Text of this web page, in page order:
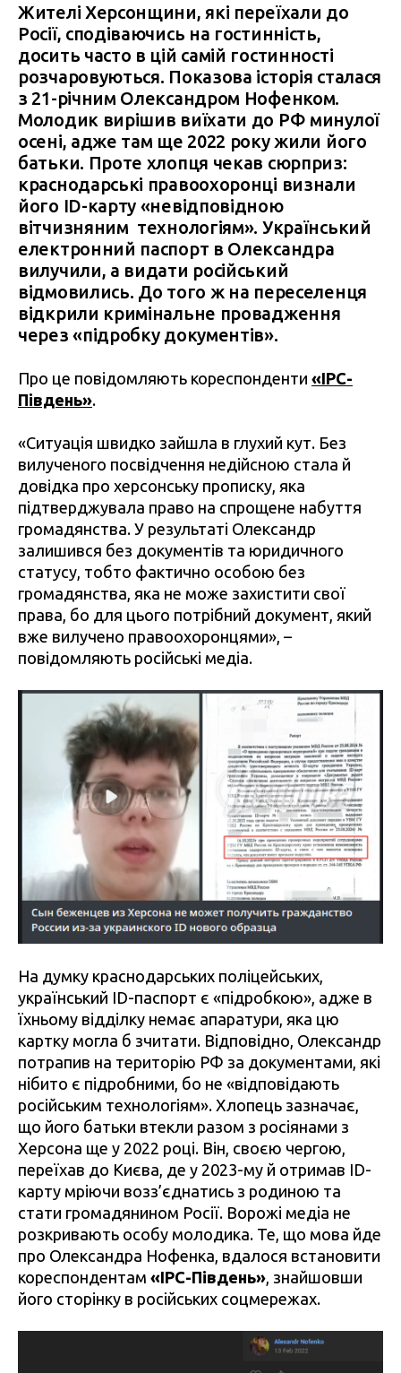
Жителі Херсонщини, які переїхали до
Росії, сподіваючись на гостинність,
досить часто в цій самій гостинності
розчаровуються. Показова історія сталася
з 21-річним Олександром Нофенком.
Молодик вирішив виїхати до РФ минулої
осені, адже там ще 2022 року жили його
батьки. Проте хлопця чекав сюрприз:
краснодарські правоохоронці визнали
його ID-карту «невідповідною
вітчизняним технологіям». Український
електронний паспорт в Олександра
вилучили, а видати російський
відмовились. До того ж на переселенця
відкрили кримінальне провадження
через «підробку документів».
Про це повідомляють кореспонденти «IPC-
Південь».
«Ситуація швидко зайшла в глухий кут. Без
вилученого посвідчення недійсною стала й
довідка про херсонську прописку, яка
підтверджувала право на спрощене набуття
громадянства. У результаті Олександр
залишився без документів та юридичного
статусу, тобто фактично особою без
громадянства, яка не може захистити свої
права, бо для цього потрібний документ, який
вже вилучено правоохоронцями», –
повідомляють російські медіа.
На думку краснодарських поліцейських,
український ID-паспорт є «підробкою», адже в
їхньому відділку немає апаратури, яка цю
картку могла б зчитати. Відповідно, Олександр
потрапив на територію РФ за документами, які
нібито є підробними, бо не «відповідають
російським технологіям». Хлопець зазначає,
що його батьки втекли разом з росіянами з
Херсона ще у 2022 році. Він, своєю чергою,
переїхав до Києва, де у 2023-му й отримав ID-
карту мріючи возз’єднатись з родиною та
стати громадянином Росії. Ворожі медіа не
розкривають особу молодика. Те, що мова йде
про Олександра Нофенка, вдалося встановити
кореспондентам «IPC-Південь» , знайшовши
його сторінку в російських соцмережах.